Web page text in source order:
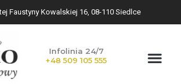
Faustyny Kowalskiej 16, 08-110 Siedlce
Infolinia 24/7
+48 509 105 555